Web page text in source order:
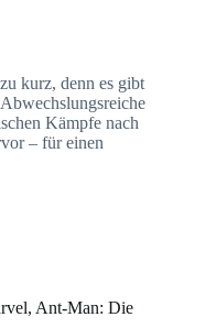
kurz, denn es gibt
Kämpfe nach
– für einen
Ant-Man: Die